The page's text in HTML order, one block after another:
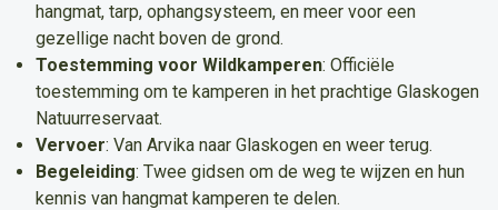
bereid en geniet samen van hetavondmaal.
Maaltijden
Avondeten samen op onze eerste kampeerplek.
Accommodatie
Hangmatkamperen onder het bosdak.
hangmat, tarp, ophangsysteem, en meer voor een
gezellige nacht boven de grond.
Toestemming voor Wildkamperen: Officiële
toestemming om te kamperen in het prachtige Glaskogen
Natuurreservaat.
Vervoer: Van Arvika naar Glaskogen en weer terug.
Begeleiding: Twee gidsen om de weg te wijzen en hun
kennis van hangmat kamperen te delen.